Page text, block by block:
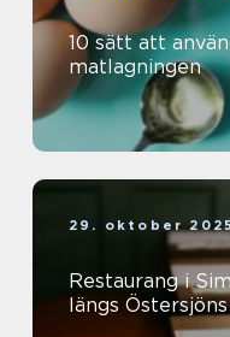
10 sätt att
matlagningen
29. oktober 2025
Restaurang i
längs